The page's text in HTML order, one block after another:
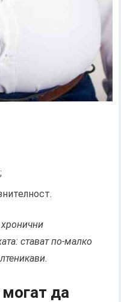
: стават по-малко
да